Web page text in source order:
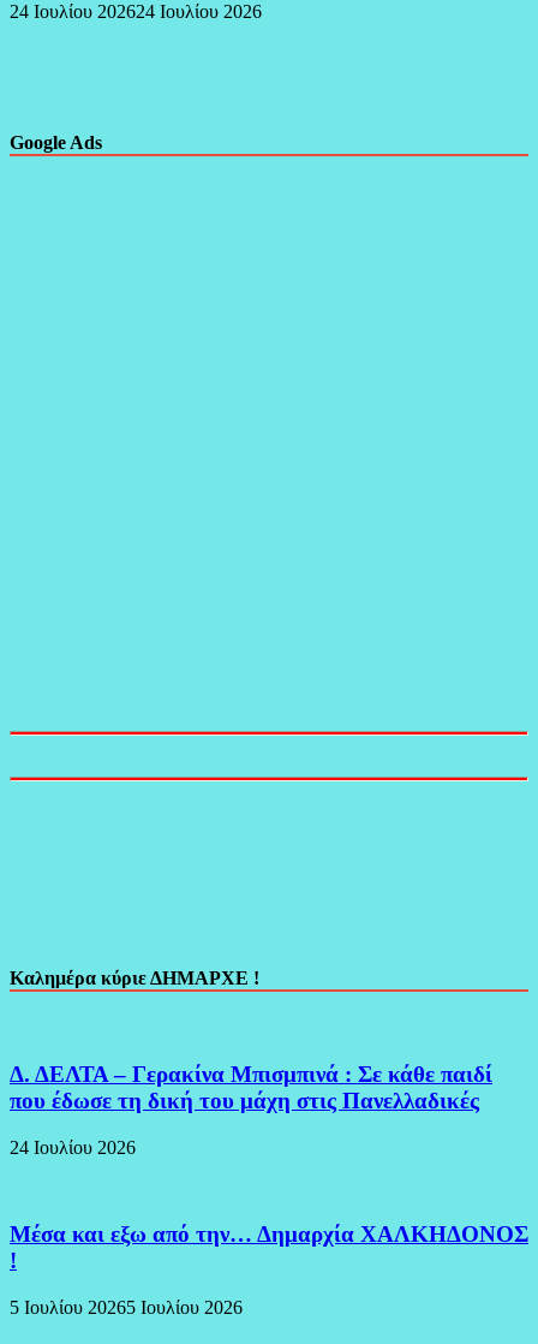
24 Ιουλίου 202624 Ιουλίου 2026
Google Ads
Καλημέρα κύριε ΔΗΜΑΡΧΕ !
Δ. ΔΕΛΤΑ – Γερακίνα Μπισμπινά : Σε κάθε παιδί
που έδωσε τη δική του μάχη στις Πανελλαδικές
24 Ιουλίου 2026
Μέσα και εξω από την… Δημαρχία ΧΑΛΚΗΔΟΝΟΣ
!
5 Ιουλίου 20265 Ιουλίου 2026